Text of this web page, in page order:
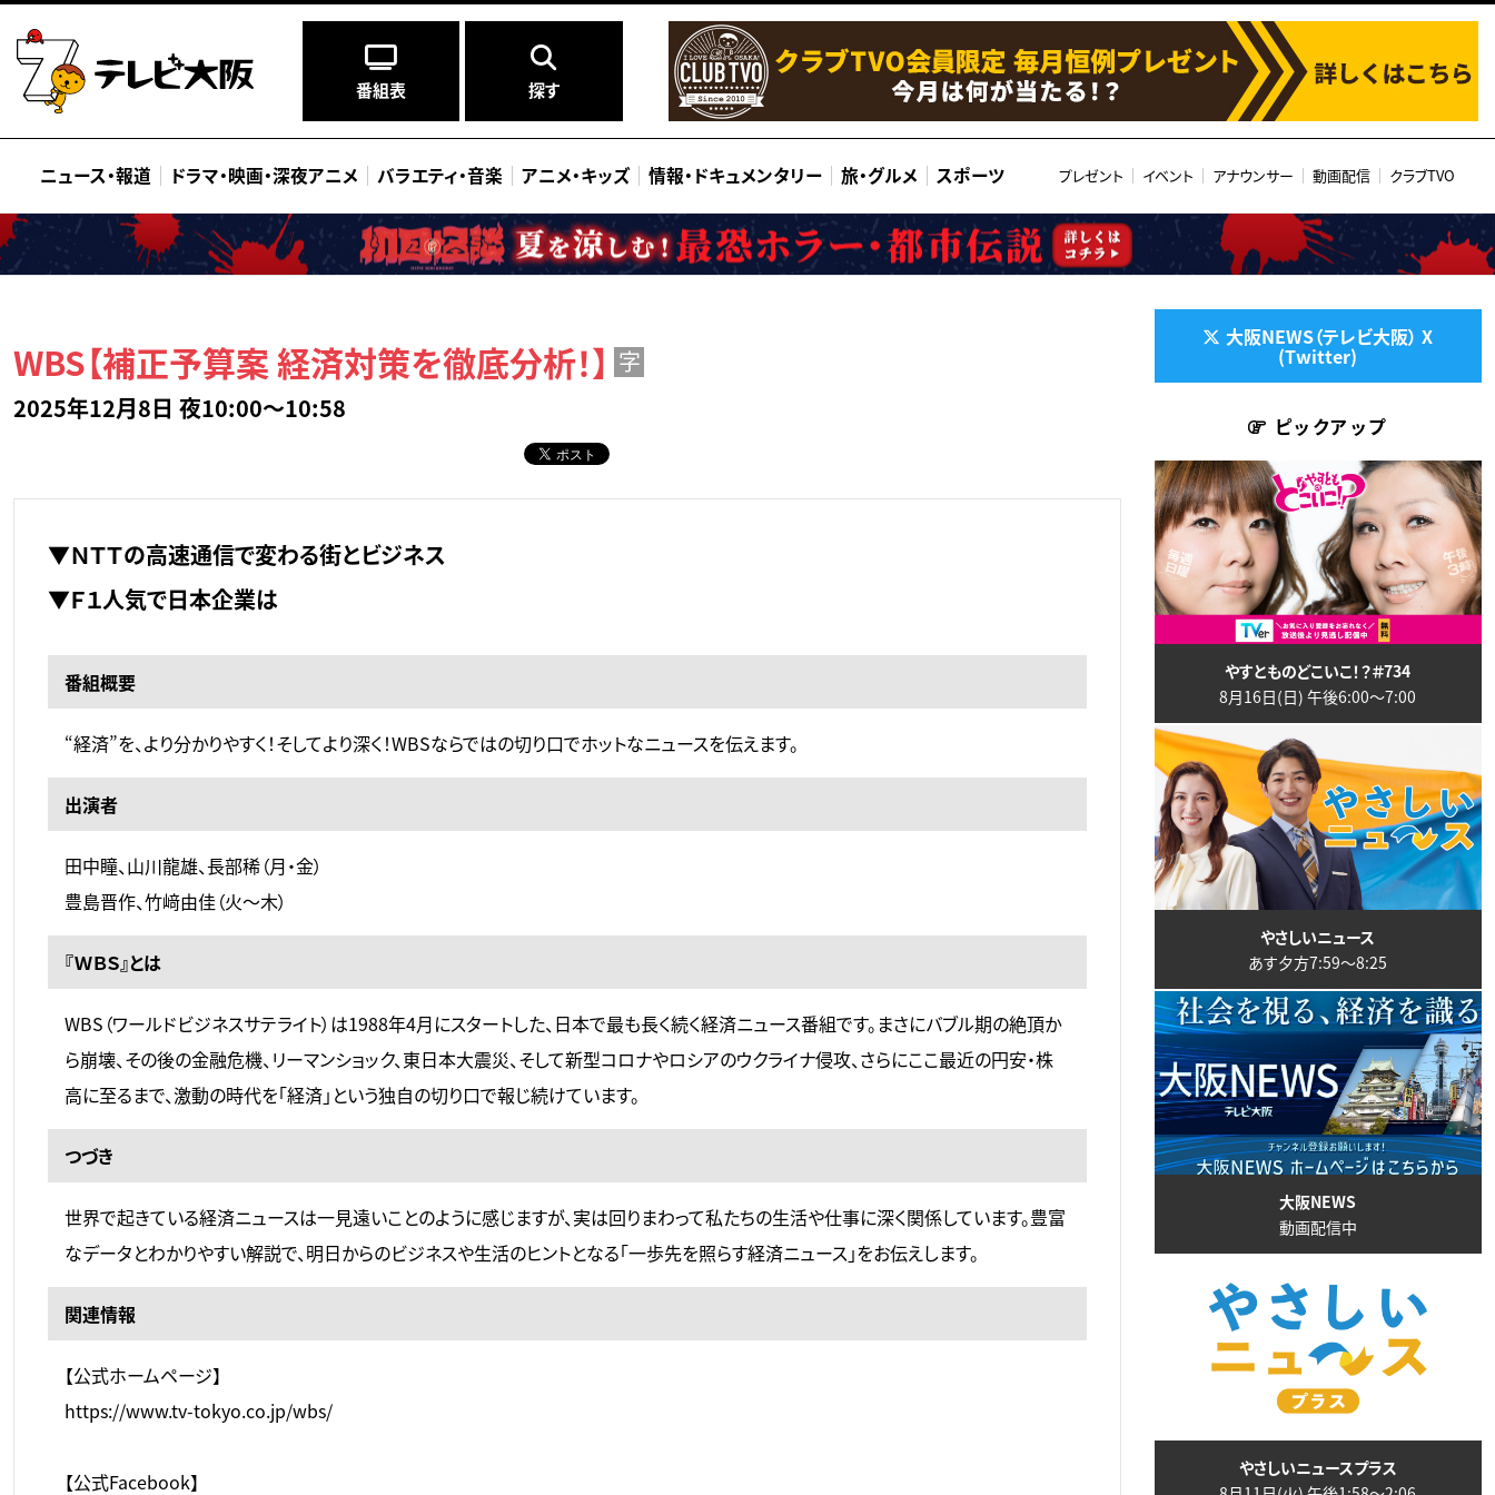
番組表 探す
ニュース・報道 ドラマ・映画・深夜アニメ バラエティ・音楽 アニメ・キッズ 情報・ ドキュメンタリー 旅・グルメ スポーツ プレゼント イベント アナウンサー 動画配信 クラブTVO
WBS【補正予算案 経済対策を徹底分析！】 字
2025年12月8日 夜10:00～10:58
▼ＮＴＴの高速通信で変わる街とビジネス
▼Ｆ１人気で日本企業は
番組概要
“経済”を、より分かりやすく！そしてより深く！WBSならではの切り口でホットなニュースを伝えます。
出演者
田中瞳、山川龍雄、長部稀（月・金）
豊島晋作、竹﨑由佳（火～木）
『ＷＢＳ』とは
WBS（ワールドビジネスサテライト）は1988年4月にスタートした、日本で最も長く続く経済ニュース番組です。まさにバブル期の絶頂か
ら崩壊、その後の金融危機、リーマンショック、東日本大震災、そして新型コロナやロシアのウクライナ侵攻、さらにここ最近の円安・株
高に至るまで、激動の時代を「経済」という独自の切り口で報じ続けています。
つづき
世界で起きている経済ニュースは一見遠いことのように感じますが、実は回りまわって私たちの生活や仕事に深く関係しています。豊富
なデータとわかりやすい解説で、明日からのビジネスや生活のヒントとなる「一歩先を照らす経済ニュース」をお伝えします。
関連情報
【公式ホームページ】
https://www.tv-tokyo.co.jp/wbs/
【公式Facebook】
大阪NEWS（テレビ大阪） X
(Twitter)
ピックアップ
やすとものどこいこ！？＃734
8月16日(日) 午後6:00〜7:00
やさしいニュース
あす夕方7:59〜8:25
大阪NEWS
動画配信中
やさしいニュースプラス